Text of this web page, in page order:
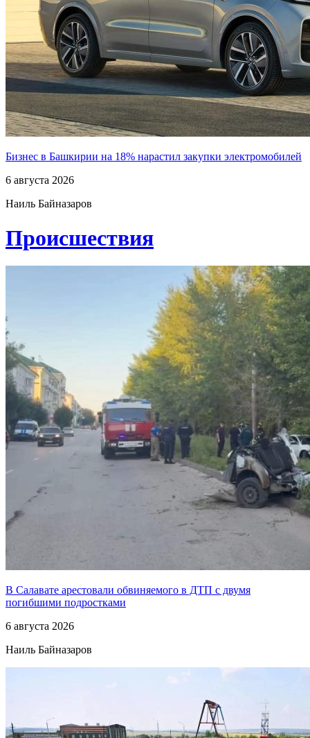
Бизнес в Башкирии на 18% нарастил закупки электромобилей
6 августа 2026
Наиль Байназаров
Проиcшествия
В Салавате арестовали обвиняемого в ДТП с двумя
погибшими подростками
6 августа 2026
Наиль Байназаров